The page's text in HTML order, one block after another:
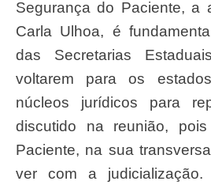
Segurança do Paciente, a
Carla Ulhoa, é
das Secretarias
voltarem para os
núcleos jurídicos para
discutido na reunião,
Paciente, na sua
ver com a